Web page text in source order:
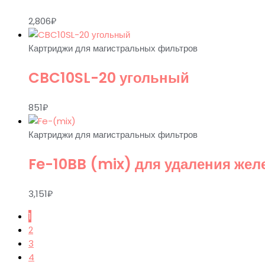
2,806₽
Картриджи для магистральных фильтров
CBC10SL-20 угольный
851₽
Картриджи для магистральных фильтров
Fe-10BB (mix) для удаления
3,151₽
1
2
3
4